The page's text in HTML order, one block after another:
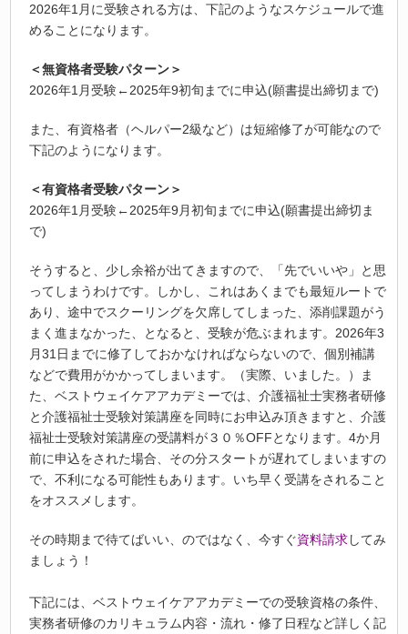
2026年1月に受験される方は、下記のようなスケジュールで進
めることになります。
＜無資格者受験パターン＞
2026年1月受験←2025年9初旬までに申込(願書提出締切まで)
また、有資格者（ヘルパー2級など）は短縮修了が可能なので
下記のようになります。
＜有資格者受験パターン＞
2026年1月受験←2025年9月初旬までに申込(願書提出締切ま
で)
そうすると、少し余裕が出てきますので、「先でいいや」と思
ってしまうわけです。しかし、これはあくまでも最短ルートで
あり、途中でスクーリングを欠席してしまった、添削課題がう
まく進まなかった、となると、受験が危ぶまれます。2026年3
月31日までに修了しておかなければならないので、個別補講
などで費用がかかってしまいます。（実際、いました。）ま
た、ベストウェイケアアカデミーでは、介護福祉士実務者研修
と介護福祉士受験対策講座を同時にお申込み頂きますと、介護
福祉士受験対策講座の受講料が３０％OFFとなります。4か月
前に申込をされた場合、その分スタートが遅れてしまいますの
で、不利になる可能性もあります。いち早く受講をされること
をオススメします。
その時期まで待てばいい、のではなく、今すぐ資料請求してみ
ましょう！
下記には、ベストウェイケアアカデミーでの受験資格の条件、
実務者研修のカリキュラム内容・流れ・修了日程など詳しく記